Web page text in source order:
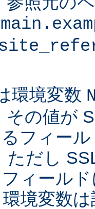
環境変数
その値が
フィー
ただし
ィール
境変数